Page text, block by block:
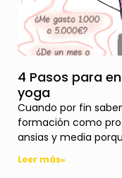
4 Pasos para
yoga
Cuando por fin
formación como
ansias y media
Leer más»